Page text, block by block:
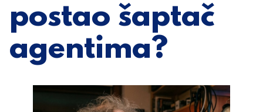
postao šaptač
agentima?